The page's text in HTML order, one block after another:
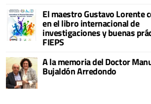
El maestro Gustavo Lorente
en el libro internacional de
investigaciones y buenas
FIEPS
A la memoria del Doctor
Bujaldón Arredondo